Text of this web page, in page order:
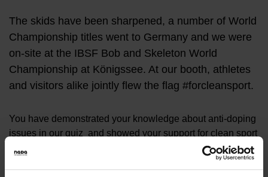
The skids have been sharpened, a number of World
Championship titles went to Germany and we were
on-site at the IBSF Bob and Skeleton World
Championship at Königssee. At our booth, athletes
and visitors alike jointly flew the flag #forcleansport.
You have demonstrated your knowledge about anti-doping
issues in our quiz and showed your support for clean sport
You took your own pictures at the World Championship